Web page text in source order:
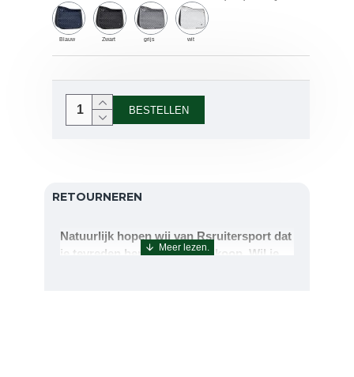
Blauw Zwart grijs wit
BESTELLEN
RETOURNEREN
Natuurlijk hopen wij van Rsruitersport dat
je tevreden bent met uw aankoop. Wil je